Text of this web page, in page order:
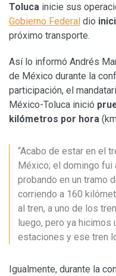
Toluca inicie sus
Gobierno Federal dio
próximo transporte.
Así lo informó Andrés
de México durante la
participación, el
México-Toluca inició
kilómetros por hora
“Acabo de estar en el
México; el domingo fui
probando en un tramo
corriendo a 160
al tren, a uno de los
luego, pero ya hicimos
estaciones y ese tren
Igualmente, durante la